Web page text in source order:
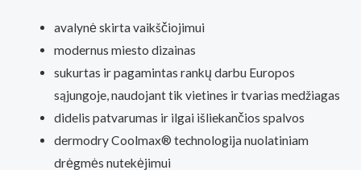
avalynė skirta vaikščiojimui
modernus miesto dizainas
sukurtas ir pagamintas rankų darbu Europos
sąjungoje, naudojant tik vietines ir tvarias medžiagas
didelis patvarumas ir ilgai išliekančios spalvos
dermodry Coolmax® technologija nuolatiniam
drėgmės nutekėjimui